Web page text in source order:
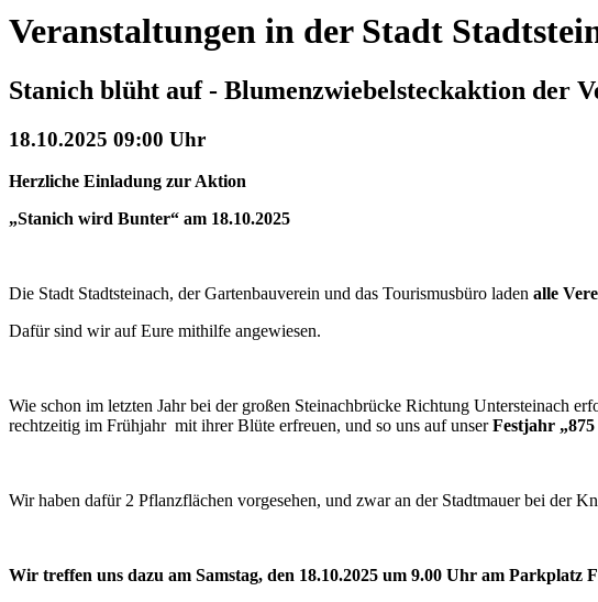
Veranstaltungen in der Stadt
Stanich blüht auf - Blumenzwiebelsteckaktion der
18.10.2025 09:00 Uhr
Herzliche Einladung zur Aktion
„Stanich wird Bunter“ am 18.10.2025
Die Stadt Stadtsteinach, der Gartenbauverein und das Tourismusbüro laden alle
Dafür sind wir auf Eure mithilfe angewiesen.
Wie schon im letzten Jahr bei der großen Steinachbrücke Richtung Untersteinach
rechtzeitig im Frühjahr mit ihrer Blüte erfreuen, und so uns auf unserFestjahr
Wir haben dafür 2 Pflanzflächen vorgesehen, und zwar an der Stadtmauer bei der
Wir treffen uns dazu am Samstag, den 18.10.2025 um 9.00 Uhr am Parkplatz